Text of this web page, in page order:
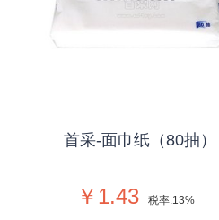
首采-面巾纸（80抽）
￥1.43 税率:13%